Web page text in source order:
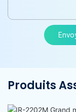
Produits